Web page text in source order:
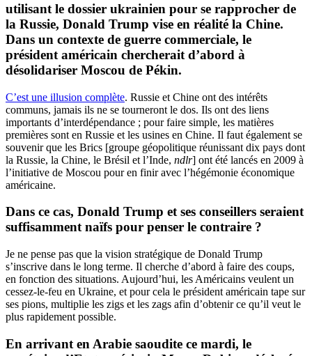
utilisant le dossier ukrainien pour se rapprocher de
la Russie, Donald Trump vise en réalité la Chine.
Dans un contexte de guerre commerciale, le
président américain chercherait d’abord à
désolidariser Moscou de Pékin.
C’est une illusion complète. Russie et Chine ont des intérêts
communs, jamais ils ne se tourneront le dos. Ils ont des liens
importants d’interdépendance ; pour faire simple, les matières
premières sont en Russie et les usines en Chine. Il faut également se
souvenir que les Brics [groupe géopolitique réunissant dix pays dont
la Russie, la Chine, le Brésil et l’Inde, ndlr] ont été lancés en 2009 à
l’initiative de Moscou pour en finir avec l’hégémonie économique
américaine.
Dans ce cas, Donald Trump et ses conseillers seraient
suffisamment naïfs pour penser le contraire ?
Je ne pense pas que la vision stratégique de Donald Trump
s’inscrive dans le long terme. Il cherche d’abord à faire des coups,
en fonction des situations. Aujourd’hui, les Américains veulent un
cessez-le-feu en Ukraine, et pour cela le président américain tape sur
ses pions, multiplie les zigs et les zags afin d’obtenir ce qu’il veut le
plus rapidement possible.
En arrivant en Arabie saoudite ce mardi, le